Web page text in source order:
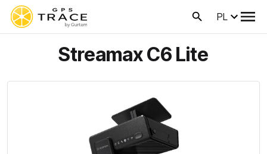
PL
Streamax C6 Lite